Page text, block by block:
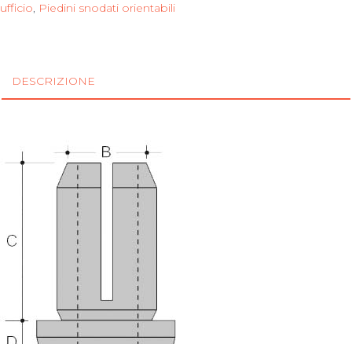
ufficio, Piedini snodati orientabili
DESCRIZIONE